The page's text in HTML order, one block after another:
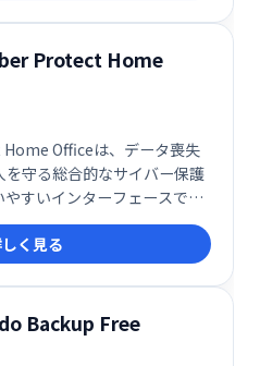
タント仮想化にも対応し、大
ます。
Protect Home
Officeは、データ喪失
守る総合的なサイバー保護
すいインターフェースで、
プ、ローカル/クラウドストレ
グ、ランサムウェア対策、
ファイル復旧などの機能を提
iOS、Androidに対応し、大
イスで守ります。
く見る
Backup Free